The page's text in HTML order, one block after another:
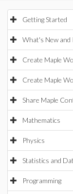
Getting Started
What's New and
Create Maple
Create Maple
Share Maple
Mathematics
Physics
Statistics and
Programming